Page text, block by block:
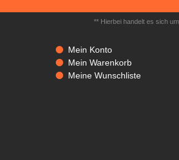
** Hierbei handelt es sich
Mein Konto
Mein Warenkorb
Meine Wunschliste